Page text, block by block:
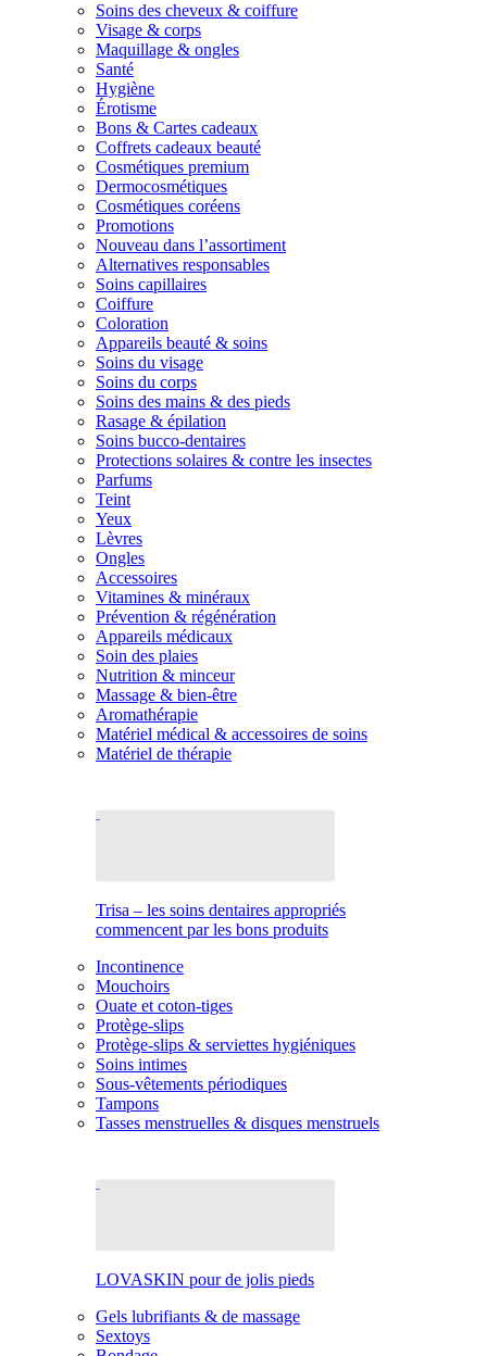
Soins des cheveux & coiffure
Visage & corps
Maquillage & ongles
Santé
Hygiène
Érotisme
Bons & Cartes cadeaux
Coffrets cadeaux beauté
Cosmétiques premium
Dermocosmétiques
Cosmétiques coréens
Promotions
Nouveau dans l’assortiment
Alternatives responsables
Soins capillaires
Coiffure
Coloration
Appareils beauté & soins
Soins du visage
Soins du corps
Soins des mains & des pieds
Rasage & épilation
Soins bucco-dentaires
Protections solaires & contre les insectes
Parfums
Teint
Yeux
Lèvres
Ongles
Accessoires
Vitamines & minéraux
Prévention & régénération
Appareils médicaux
Soin des plaies
Nutrition & minceur
Massage & bien-être
Aromathérapie
Matériel médical & accessoires de soins
Matériel de thérapie
Trisa – les soins dentaires appropriés
commencent par les bons produits
Incontinence
Mouchoirs
Ouate et coton-tiges
Protège-slips
Protège-slips & serviettes hygiéniques
Soins intimes
Sous-vêtements périodiques
Tampons
Tasses menstruelles & disques menstruels
LOVASKIN pour de jolis pieds
Gels lubrifiants & de massage
Sextoys